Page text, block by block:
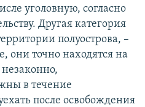
уголовную, согласно
Другая категория
полуострова, –
они точно находятся на
в течение
после освобождения